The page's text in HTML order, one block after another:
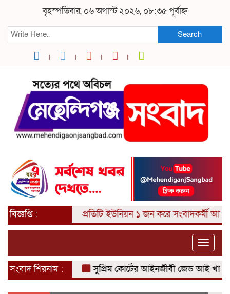
বৃহস্পতিবার, ০৬ অগাস্ট ২০২৬, ০৮:৩৫ পূর্বাহ্ন
Search
বিজ্ঞপ্তি : প্রতিটি ইউনিয়ন ১ জন করে সংবাদকর্মী
Toggle
সংবাদ শিরনাম :
সুপ্রিম কোর্টের আইনজীবী জেড আই খান